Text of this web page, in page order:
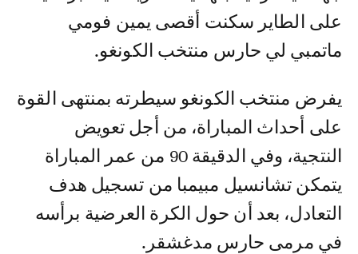
على الطاير سكنت أقصى يمين فومي
ماتمبي لي حارس منتخب الكونغو.
يفرض منتخب الكونغو سيطرته بمنتهى القوة
على أحداث المباراة، من أجل تعويض
النتجية، وفي الدقيقة 90 من عمر المباراة
يتمكن تشانسيل مبيمبا من تسجيل هدف
التعادل، بعد أن حول الكرة العرضية برأسه
في مرمى حارس مدغشقر.